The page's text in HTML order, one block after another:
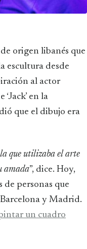
escultura desde
al actor
en la
que el dibujo era
que utilizaba el arte
amada”, dice. Hoy,
personas que
y Madrid.
un cuadro